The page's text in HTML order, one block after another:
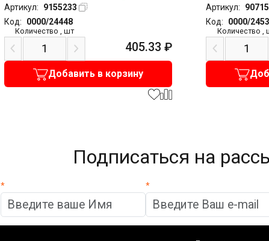
Артикул:
9155233
Код:
0000/24448
Количество ,шт
405.33 ₽
Добавить в корзину
Артикул:
Код:
0000/
Количество
Подписаться на
* *